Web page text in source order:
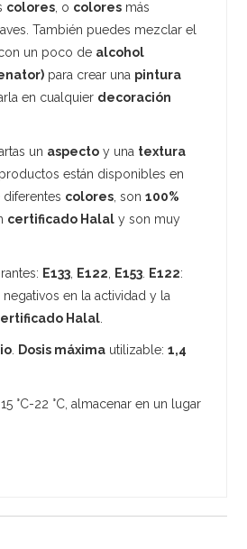
colores , o colores más
También puedes mezclar el
un poco de alcohol
para crear una pintura
en cualquier decoración
un aspecto y una textura
están disponibles en
diferentes colores , son100%
certificado Halal y son muy
E133 E122 E153 E122:
en la actividad y la
Halal
Dosis máxima utilizable:1,4
15 °C-22 °C, almacenar en un lugar